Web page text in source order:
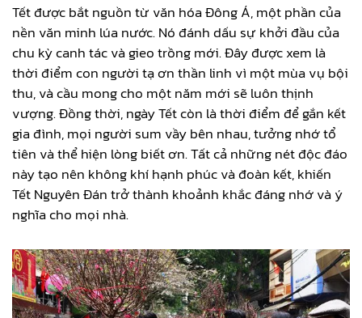
Tết được bắt nguồn từ văn hóa Đông Á, một phần của
nền văn minh lúa nước. Nó đánh dấu sự khởi đầu của
chu kỳ canh tác và gieo trồng mới. Đây được xem là
thời điểm con người tạ ơn thần linh vì một mùa vụ bội
thu, và cầu mong cho một năm mới sẽ luôn thịnh
vượng. Đồng thời, ngày Tết còn là thời điểm để gắn kết
gia đình, mọi người sum vầy bên nhau, tưởng nhớ tổ
tiên và thể hiện lòng biết ơn. Tất cả những nét độc đáo
này tạo nên không khí hạnh phúc và đoàn kết, khiến
Tết Nguyên Đán trở thành khoảnh khắc đáng nhớ và ý
nghĩa cho mọi nhà.